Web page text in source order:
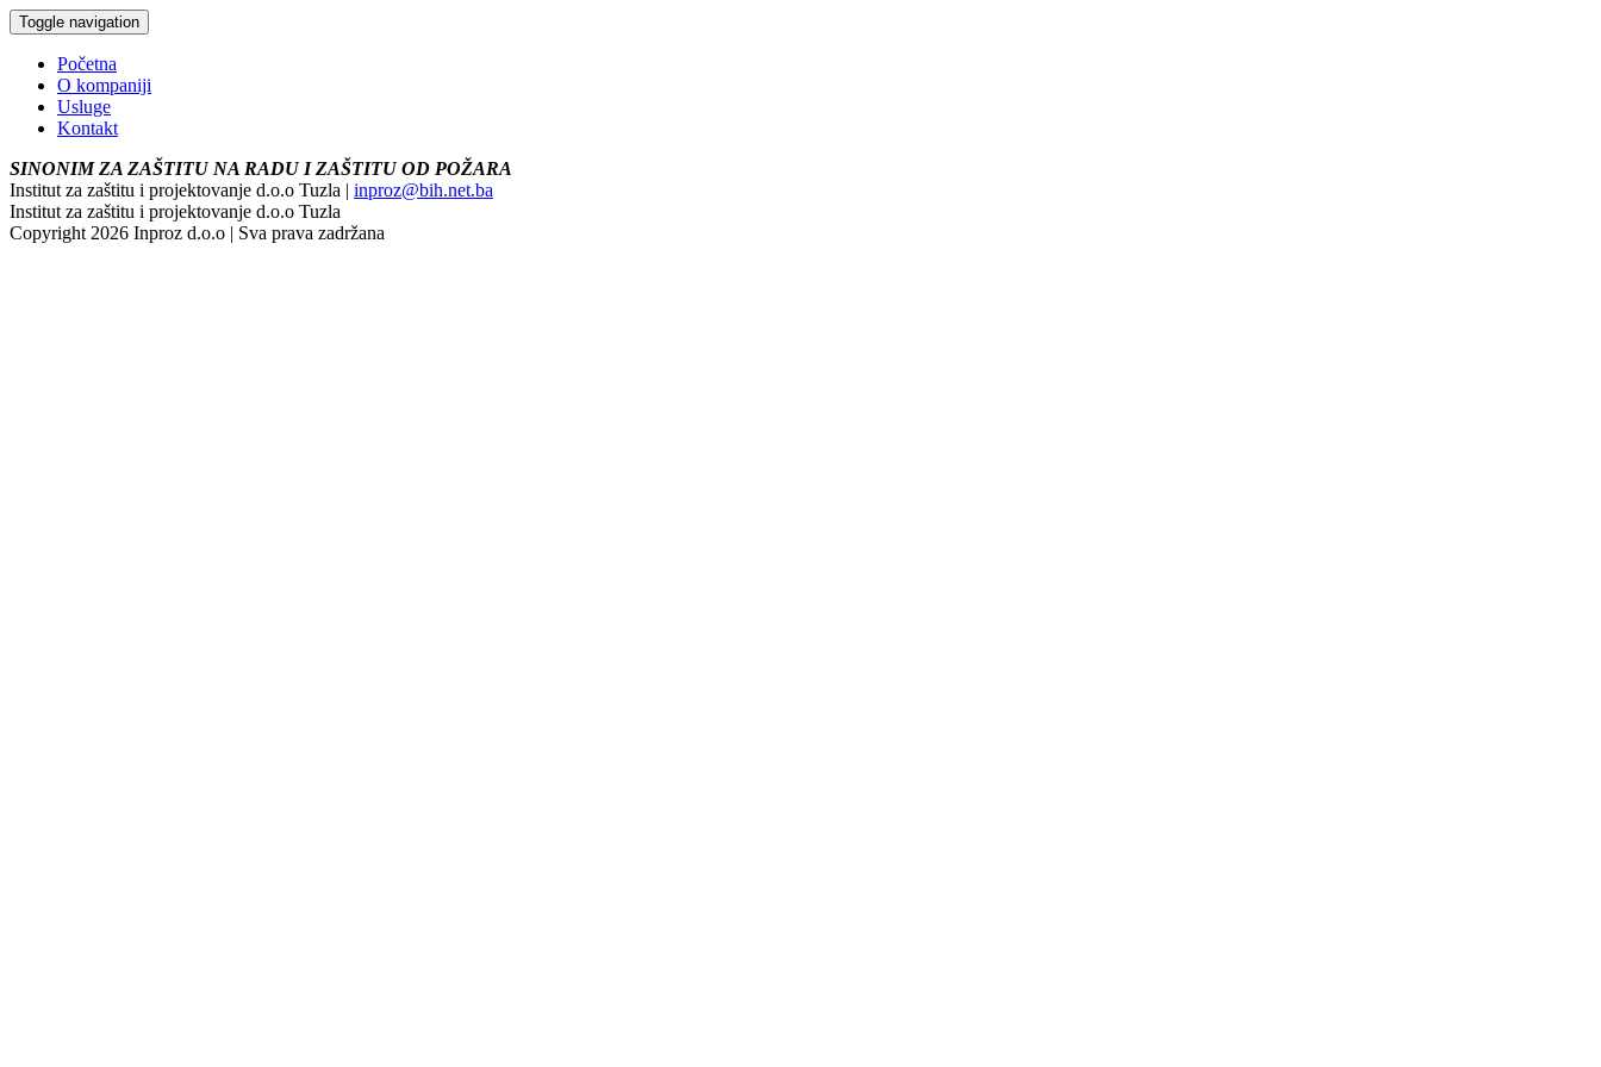
Toggle navigation
Početna
O kompaniji
Usluge
Kontakt
SINONIM ZA ZAŠTITU NA RADU I ZAŠTITU OD POŽARA
Institut za zaštitu i projektovanje d.o.o Tuzla | inproz@bih.net.ba
Institut za zaštitu i projektovanje d.o.o Tuzla
Copyright 2026 Inproz d.o.o | Sva prava zadržana